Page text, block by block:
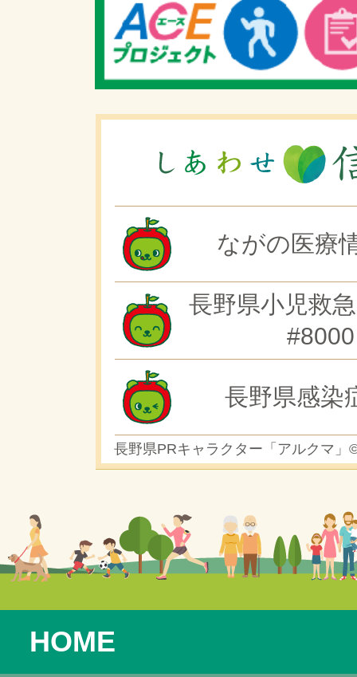
ながの医療
長野県小児救
#8000
長野県感染
長野県PRキャラクター「アルクマ」
HOME